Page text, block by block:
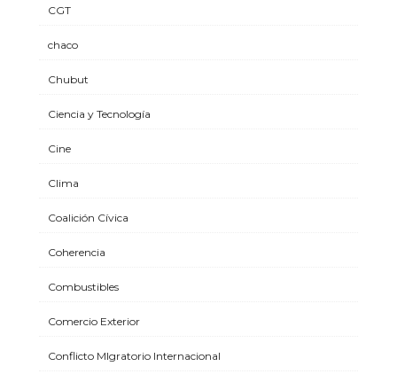
CGT
chaco
Chubut
Ciencia y Tecnología
Cine
Clima
Coalición Cívica
Coherencia
Combustibles
Comercio Exterior
Conflicto MIgratorio Internacional